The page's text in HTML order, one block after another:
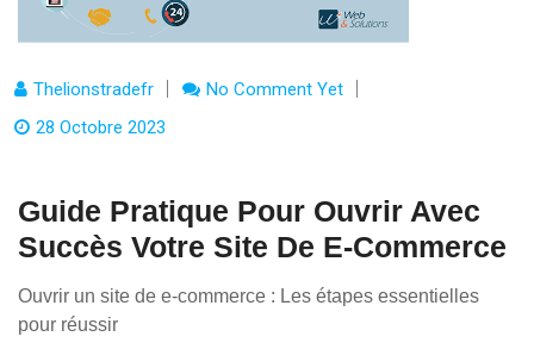
Thelionstradefr
No Comment Yet
28 Octobre 2023
Guide Pratique Pour Ouvrir Avec
Succès Votre Site De E-Commerce
Ouvrir un site de e-commerce : Les étapes essentielles
pour réussir